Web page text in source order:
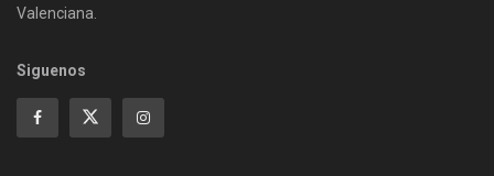
Valenciana.
Siguenos